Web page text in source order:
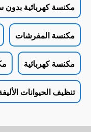
مكنسة كهربائية بدون
مكنسة المفرشات
مكنسة كهربائية
تنظيف الحيوانات